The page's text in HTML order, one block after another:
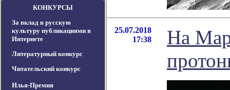
КОНКУРСЫ
За вклад в русскую
культуру публикациями в
Интернете
Литературный конкурс
Читательский конкурс
Илья-Премия
25.07.2018
17:38
На